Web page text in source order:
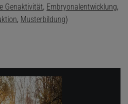
Genaktivität, Embryonalentwicklung,
, Musterbildung)